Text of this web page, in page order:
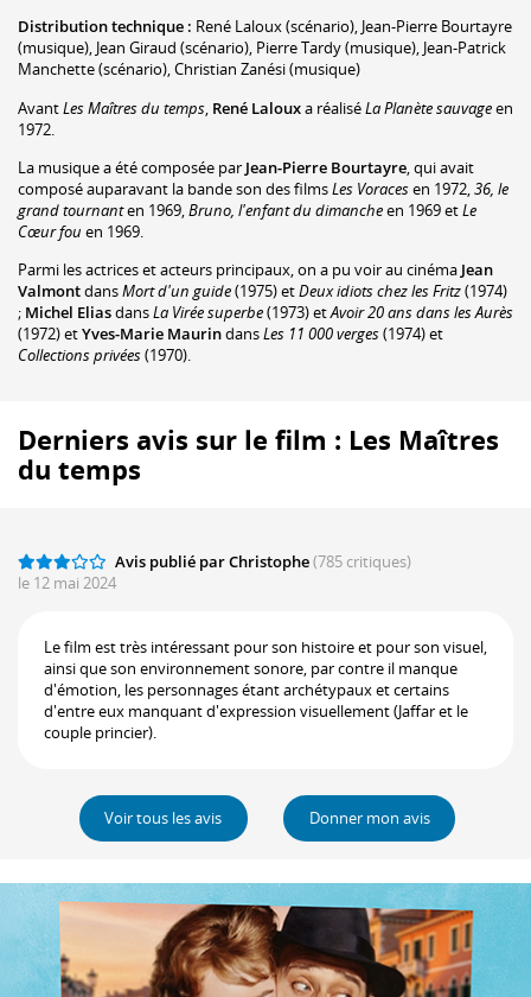
Distribution technique : René Laloux(scénario), Jean-Pierre Bourtayre
(musique), Jean Giraud (scénario), Pierre Tardy(musique), Jean-Patrick
Manchette(scénario),Christian Zanési(musique)
AvantLes Maîtres du temps René Lalouxa réaliséLa Planète sauvageen
1972.
La musique a été composée par Jean-Pierre Bourtayre, qui avait
composé auparavant la bande son des filmsLes Voracesen 1972,36, le
grand tournanten 1969,Bruno, l'enfant du dimancheen 1969 etLe
Cœur fou en 1969.
Parmi les actrices et acteurs principaux, on a pu voir au cinéma Jean
ValmontdansMort d'un guide(1975) etDeux idiots chez les Fritz(1974)
; Michel EliasdansLa Virée superbe(1973) etAvoir 20 ans dans les Aurès
(1972) etYves-Marie MaurindansLes 11 000 verges(1974) et
Collections privées(1970).
Derniers avis sur le film : Les Maîtres
du temps
Avis publié par Christophe(785 critiques)
le 12 mai 2024
Le film est très intéressant pour son histoire et pour son visuel,
ainsi que son environnement sonore, par contre il manque
d'émotion, les personnages étant archétypaux et certains
d'entre eux manquant d'expression visuellement (Jaffar et le
couple princier).
Voir tous les avis Donner mon avis